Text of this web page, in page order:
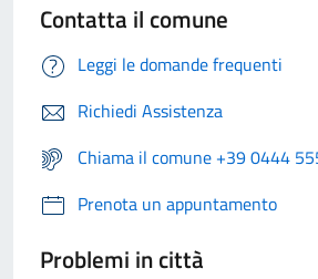
Contatta il comune
Leggi le domande frequenti
Richiedi Assistenza
Chiama il comune +39 0444
Prenota un appuntamento
Problemi in città